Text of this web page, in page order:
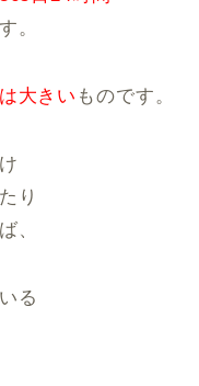
。
大きい ものです。
り
、
る